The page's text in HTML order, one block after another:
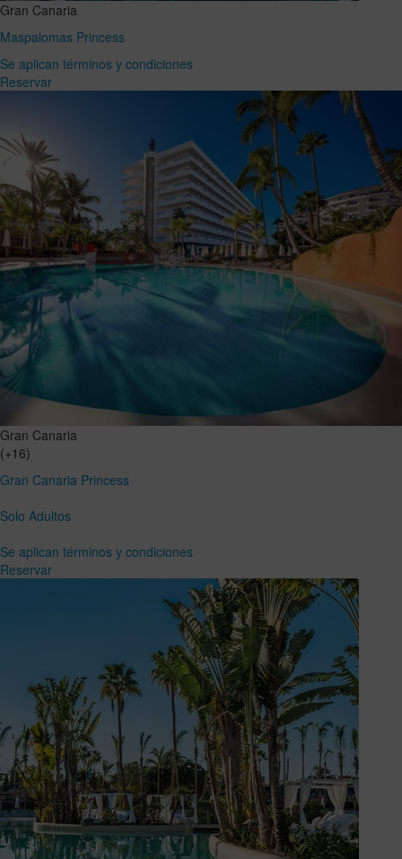
Gran Canaria
Maspalomas Princess
Se aplican términos y condiciones
Reservar
Gran Canaria
(+16)
Gran Canaria Princess
Solo Adultos
Se aplican términos y condiciones
Reservar